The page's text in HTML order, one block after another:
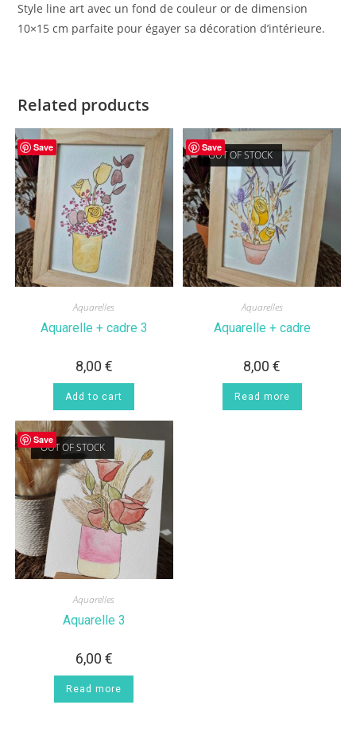
Style line art avec un fond de couleur or de dimension
10×15 cm parfaite pour égayer sa décoration d’intérieure.
Related products
Save
Aquarelles
Aquarelle + cadre 3
8,00 €
Add to cart
Save
OUT OF STOCK
Aquarelles
Aquarelle + cadre
8,00€
Read more
Save
OUT OF STOCK
Aquarelles
Aquarelle 3
6,00 €
Read more